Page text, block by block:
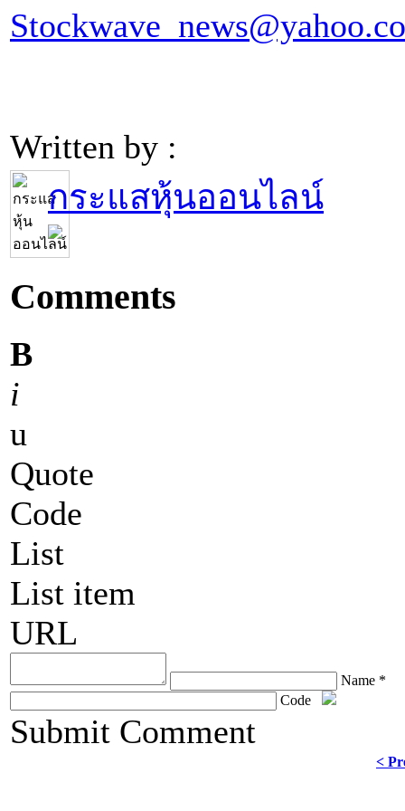
Written by :
กระแสหุ้นออนไลน์
Comments
B
i
u
Quote
Code
List
List item
URL
Name *
Code
Submit Comment
<